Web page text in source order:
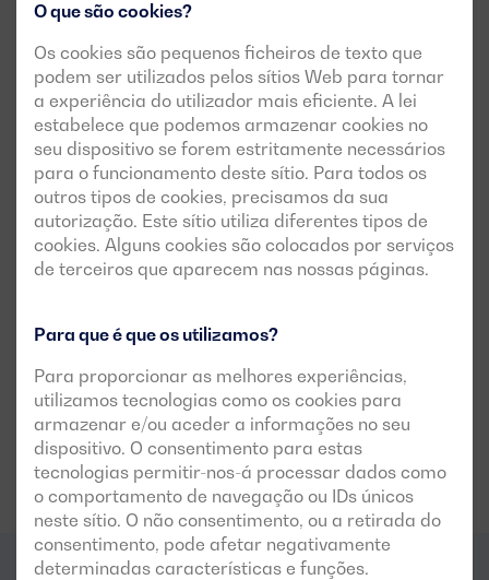
O que são cookies?
Os cookies são pequenos ficheiros de texto que
podem ser utilizados pelos sítios Web para tornar
a experiência do utilizador mais eficiente. A lei
estabelece que podemos armazenar cookies no
seu dispositivo se forem estritamente necessários
para o funcionamento deste sítio. Para todos os
outros tipos de cookies, precisamos da sua
autorização. Este sítio utiliza diferentes tipos de
cookies. Alguns cookies são colocados por serviços
de terceiros que aparecem nas nossas páginas.
Para que é que os utilizamos?
Para proporcionar as melhores experiências,
utilizamos tecnologias como os cookies para
armazenar e/ou aceder a informações no seu
dispositivo. O consentimento para estas
tecnologias permitir-nos-á processar dados como
o comportamento de navegação ou IDs únicos
neste sítio. O não consentimento, ou a retirada do
consentimento, pode afetar negativamente
determinadas características e funções.